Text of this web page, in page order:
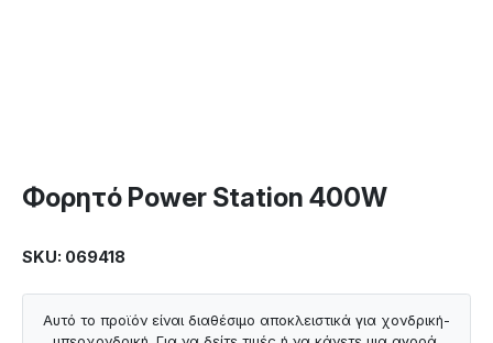
Φορητό Power Station 400W
SKU: 069418
Αυτό το προϊόν είναι διαθέσιμο αποκλειστικά για χονδρική-